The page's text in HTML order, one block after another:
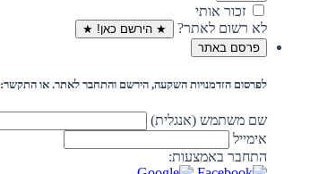
זכור אותי
לא רשום לאתר?
★ הירשם כאן! ★
פרסם באתר
לפרסום הזדמנויות השקעה, הירשם והתחבר לאתר. או התקשר: 0723971642
שם משתמש (אנגלית)
אימייל
התחבר באמצעות: